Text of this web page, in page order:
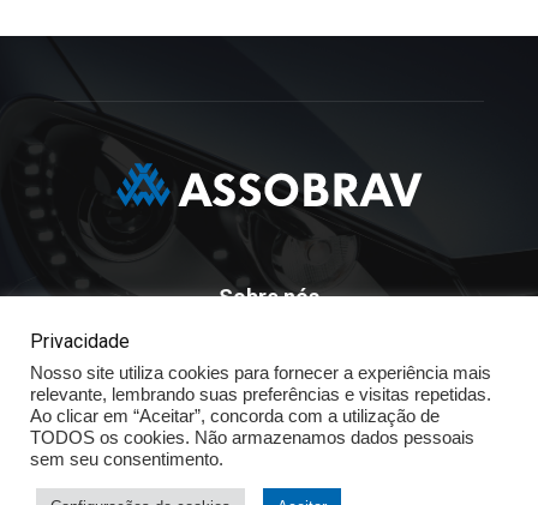
Sobre nós
ASSOBRAV - Associação Brasileira Dos Distribuidores
Volkswagen
Av. José Maria Whitaker n° 603 - Mirandópolis - São Paulo - SP
- CEP: 04057.900 - Fone: (11) - 5078.5400
Política de Privacidade
Privacidade
Nosso site utiliza cookies para fornecer a experiência mais
relevante, lembrando suas preferências e visitas repetidas.
Ao clicar em “Aceitar”, concorda com a utilização de
TODOS os cookies. Não armazenamos dados pessoais
sem seu consentimento.